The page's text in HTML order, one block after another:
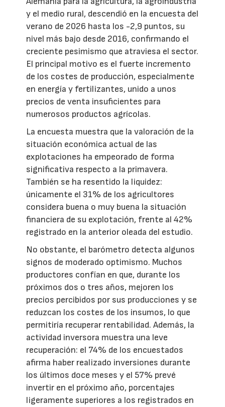
y el medio rural, descendió en la encuesta del
verano de 2026 hasta los -2,9 puntos, su
nivel más bajo desde 2016, confirmando el
creciente pesimismo que atraviesa el sector.
El principal motivo es el fuerte incremento
de los costes de producción, especialmente
en energía y fertilizantes, unido a unos
precios de venta insuficientes para
numerosos productos agrícolas.
La encuesta muestra que la valoración de la
situación económica actual de las
explotaciones ha empeorado de forma
significativa respecto a la primavera.
También se ha resentido la liquidez:
únicamente el 31% de los agricultores
considera buena o muy buena la situación
financiera de su explotación, frente al 42%
registrado en la anterior oleada del estudio.
No obstante, el barómetro detecta algunos
signos de moderado optimismo. Muchos
productores confían en que, durante los
próximos dos o tres años, mejoren los
precios percibidos por sus producciones y se
reduzcan los costes de los insumos, lo que
permitiría recuperar rentabilidad. Además, la
actividad inversora muestra una leve
recuperación: el 74% de los encuestados
afirma haber realizado inversiones durante
los últimos doce meses y el 57% prevé
invertir en el próximo año, porcentajes
ligeramente superiores a los registrados en